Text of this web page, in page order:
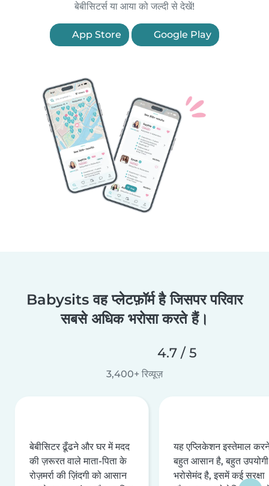
बेबीसिटर्स या आया को जल्दी से देखें!
App Store Google Play
Babysits वह प्लेटफ़ॉर्म है जिसपर परिवार
सबसे अधिक भरोसा करते हैं।
4.7 / 5
3,400+ रिव्यूज़
बेबीसिटर ढूँढने और घर में मदद
की ज़रूरत वाले माता-पिता के
रोज़मर्रा की ज़िंदगी को आसान
यह एप्लिकेशन इस्तेमाल
बहुत आसान है, बहुत
भरोसेमंद है, इसमें कई सुरक्षा